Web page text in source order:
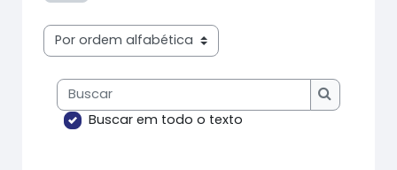
Navegar usando este índice
Buscar
Buscar
Buscar em todo o texto